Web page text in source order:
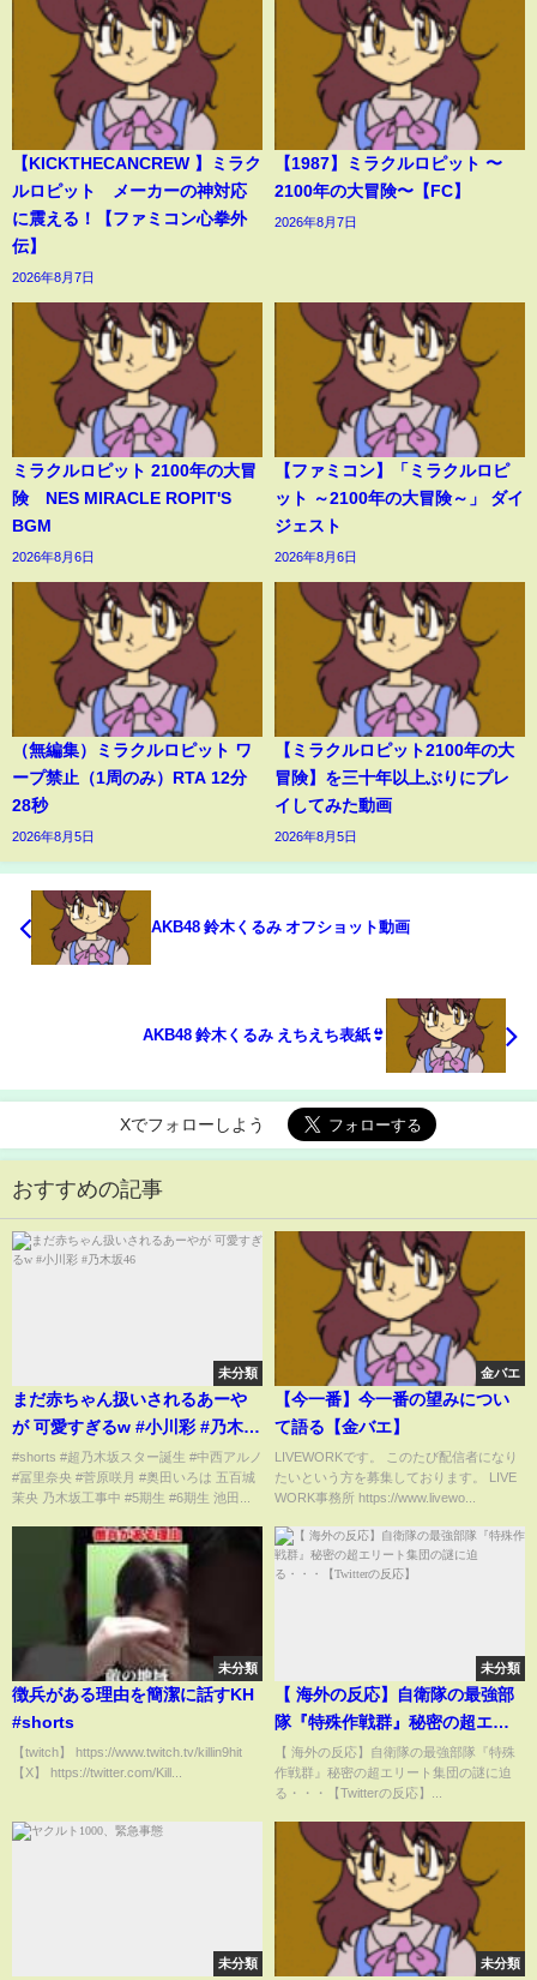
【KICKTHECANCREW 】ミラク
ルロピット メーカーの神対応
に震える！【ファミコン心拳外
伝】
2026年8月7日
【1987】ミラクルロピット 〜
2100年の大冒険〜【FC】
2026年8月7日
ミラクルロピット 2100年の大冒
険 NES MIRACLE ROPIT'S
BGM
2026年8月6日
【ファミコン】「ミラクルロピ
ット ～2100年の大冒険～」 ダイ
ジェスト
2026年8月6日
（無編集）ミラクルロピット ワ
ープ禁止（1周のみ）RTA 12分
28秒
2026年8月5日
【ミラクルロピット2100年の大
冒険】を三十年以上ぶりにプレ
イしてみた動画
2026年8月5日
AKB48 鈴木くるみ オフショット動画
AKB48 鈴木くるみ えちえち表紙👙
Xでフォローしよう
おすすめの記事
未分類
まだ赤ちゃん扱いされるあーや
が 可愛すぎるw #小川彩 #乃木坂
46
#shorts #超乃木坂スター誕生 #中西アルノ
#冨里奈央 #菅原咲月 #奥田いろは 五百城
茉央 乃木坂工事中 #5期生 #6期生 池田...
金バエ
【今一番】今一番の望みについ
て語る【金バエ】
LIVEWORKです。 このたび配信者になり
たいという方を募集しております。 LIVE
WORK事務所 https://www.livewo...
未分類
徴兵がある理由を簡潔に話すKH
#shorts
【twitch】 https://www.twitch.tv/killin9hit
【X】 https://twitter.com/Kill...
未分類
【 海外の反応】自衛隊の最強部
隊『特殊作戦群』秘密の超エリ
ート集団の謎に迫る・・・
【Twitterの反応】
【 海外の反応】自衛隊の最強部隊『特殊
作戦群』秘密の超エリート集団の謎に迫
る・・・【Twitterの反応】...
未分類 未分類